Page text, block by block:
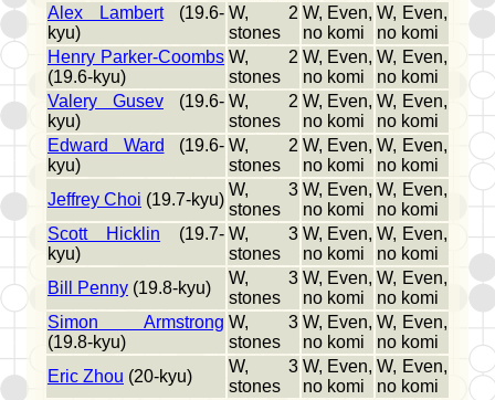
Alex Lambert(19.6-
kyu)
W, 2
stones
W, Even,
no komi
W, Even,
no komi
Henry Parker-Coombs
(19.6-kyu)
W, 2
stones
W, Even,
no komi
W, Even,
no komi
Valery Gusev (19.6-
kyu)
W, 2
stones
W, Even,
no komi
W, Even,
no komi
Edward Ward (19.6-
kyu)
W, 2
stones
W, Even,
no komi
W, Even,
no komi
Jeffrey Choi (19.7-kyu)
W, 3
stones
W, Even,
no komi
W, Even,
no komi
Scott Hicklin (19.7-
kyu)
W, 3
stones
W, Even,
no komi
W, Even,
no komi
Bill Penny (19.8-kyu)
W, 3
stones
W, Even,
no komi
W, Even,
no komi
Simon Armstrong
(19.8-kyu)
W, 3
stones
W, Even,
no komi
W, Even,
no komi
Eric Zhou (20-kyu)
W, 3
stones
W, Even,
no komi
W, Even,
no komi